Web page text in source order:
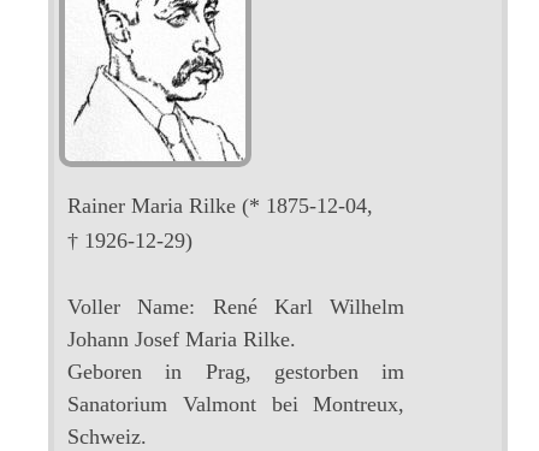
Rainer Maria Rilke (* 1875-12-04,
† 1926-12-29)
Voller Name: René Karl Wilhelm
Johann Josef Maria Rilke.
Geboren in Prag, gestorben im
Sanatorium Valmont bei Montreux,
Schweiz.